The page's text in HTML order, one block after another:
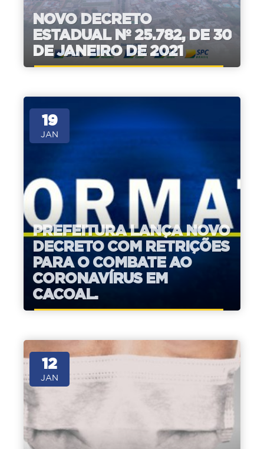
NOVO DECRETO
ESTADUAL Nº 25.782, DE 30
DE JANEIRO DE 2021
19
JAN
PREFEITURA LANÇA NOVO
DECRETO COM RETRIÇÕES
PARA O COMBATE AO
CORONAVÍRUS EM
CACOAL.
12
JAN